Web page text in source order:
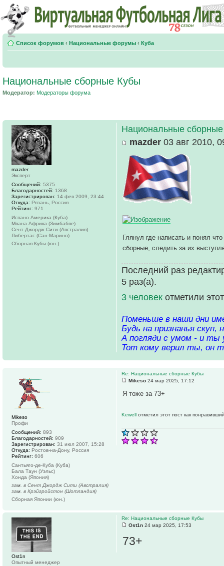
Список форумов ‹ Национальные форумы ‹ Куба
Национальные сборные Кубы
Модератор: Модераторы форума
Национальные
mazder 03 авг 2010,
Глянул где написать и понял
сборные, следить за их
Последний раз
5 раз(а).
3 человек отметили
Поменьше в наши дни
Будь на признанья
А погляди с умом - и ты
Тот кому верил ты, он
mazder
Эксперт
Сообщений: 5375
Благодарностей: 1368
Зарегистрирован: 14 фев 2009, 23:44
Откуда: Рязань, Россия
Рейтинг: 971
Испано Америка (Куба)
Мвана Африка (Зимбабве)
Сент Джордж Сити (Австралия)
Либертас (Сан-Марино)
Сборная Кубы (юн.)
Re: Национальные сборные Кубы
Mikeso 24 мар 2025, 17:12
Я тоже за 73+
Kewell отметил этот пост как
Mikeso
Профи
Сообщений: 893
Благодарностей: 909
Зарегистрирован: 31 июл 2007, 15:28
Откуда: Ростов-на-Дону, Россия
Рейтинг: 606
Сантьяго-де-Куба (Куба)
Бала Таун (Уэльс)
Хонда (Япония)
зам. в Сент Джордж Сити (Австралия)
зам. в Крэйгройстон (Шотландия)
Сборная Японии (юн.)
Re: Национальные сборные Кубы
Ost1n 24 мар 2025, 17:53
73+
Ost1n
Опытный менеджер